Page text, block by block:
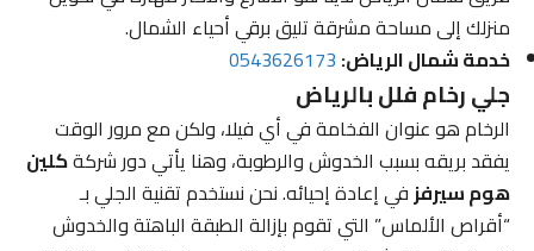
منزلك إلى مساحة مشرقة تليق برقي أحياء الشمال.
خدمة شمال الرياض:0543626173
جلي رخام فلل بالرياض
الرخام هو عنوان الفخامة في أي فيلا، ولكن مع مرور الوقت
يفقد بريقه بسبب الخدوش والرطوبة، وهنا يأتي دور شركةكلين
هوم سيرفزفي إعادة إحيائه. نحن نستخدم تقنية الجلي بـ
“أقراص الألماس” التي تقوم بإزالة الطبقة الباهتة والخدوش